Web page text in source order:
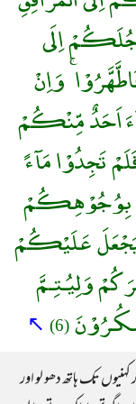
اِلَى
وَاِنْ
اَحَدٌ مِّنْكُمْ
تَجِدُوْا مَآءً
بِوُجُوْهِكُمْ
عَلَيْكُمْ
وَلِيُـتِـمَّ
(6)
↖
تک ہاتھ دھو لو اور